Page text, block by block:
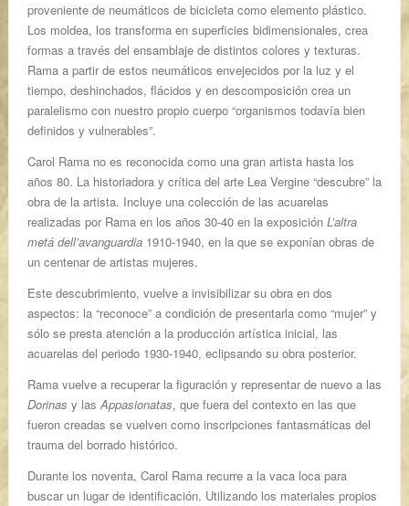
proveniente de neumáticos de bicicleta como elemento plástico.
Los moldea, los transforma en superficies bidimensionales, crea
formas a través del ensamblaje de distintos colores y texturas.
Rama a partir de estos neumáticos envejecidos por la luz y el
tiempo, deshinchados, flácidos y en descomposición crea un
paralelismo con nuestro propio cuerpo “organismos todavía bien
definidos y vulnerables”.
Carol Rama no es reconocida como una gran artista hasta los
años 80. La historiadora y crítica del arte Lea Vergine “descubre” la
obra de la artista. Incluye una colección de las acuarelas
realizadas por Rama en los años 30-40 en la exposición L’altra
metá dell’avanguardia 1910-1940, en la que se exponían obras de
un centenar de artistas mujeres.
Este descubrimiento, vuelve a invisibilizar su obra en dos
aspectos: la “reconoce” a condición de presentarla como “mujer” y
sólo se presta atención a la producción artística inicial, las
acuarelas del periodo 1930-1940, eclipsando su obra posterior.
Rama vuelve a recuperar la figuración y representar de nuevo a las
Dorinas y lasAppasionatas, que fuera del contexto en las que
fueron creadas se vuelven como inscripciones fantasmáticas del
trauma del borrado histórico.
Durante los noventa, Carol Rama recurre a la vaca loca para
buscar un lugar de identificación. Utilizando los materiales propios